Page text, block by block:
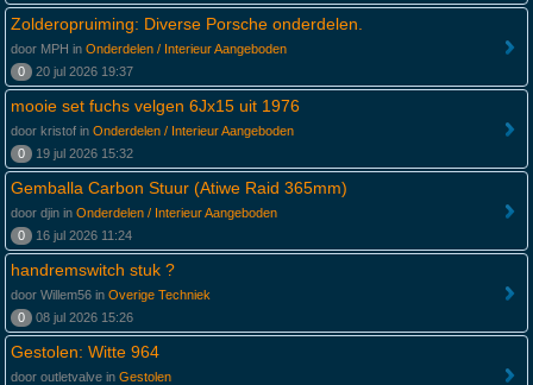
Zolderopruiming: Diverse Porsche onderdelen.
door MPH in Onderdelen / Interieur Aangeboden
0
20 jul 2026 19:37
mooie set fuchs velgen 6Jx15 uit 1976
door kristof in Onderdelen / Interieur Aangeboden
0
19 jul 2026 15:32
Gemballa Carbon Stuur (Atiwe Raid 365mm)
door djin in Onderdelen / Interieur Aangeboden
0
16 jul 2026 11:24
handremswitch stuk ?
door Willem56 in Overige Techniek
0
08 jul 2026 15:26
Gestolen: Witte 964
door outletvalve in Gestolen